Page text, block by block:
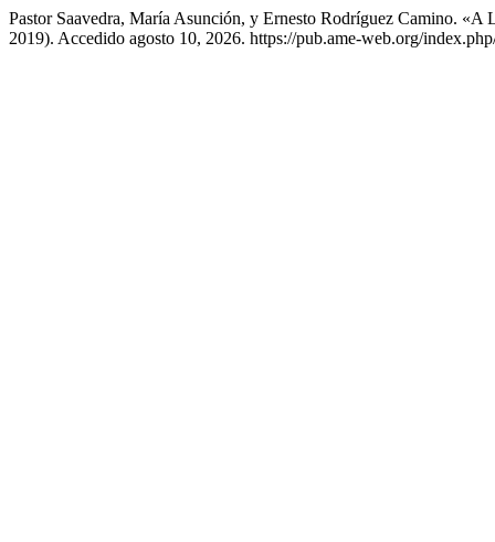
Pastor Saavedra, María Asunción, y Ernesto Rodríguez Camino.
2019). Accedido agosto 10, 2026. https://pub.ame-web.org/